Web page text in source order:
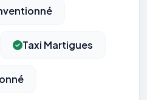
Taxi Martigues